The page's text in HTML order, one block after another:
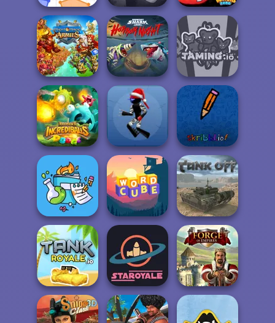
Defly.io Pet Party Worms.Zone
Might & Magic
Armies
Hungry Shark
Arena: Horror
Nig...
Taming.io
Rayman's
Incrediballs
Dodge
Ninja.io skribbl.io
SchoolBreak.io
Word Cube
Online
Tank Off